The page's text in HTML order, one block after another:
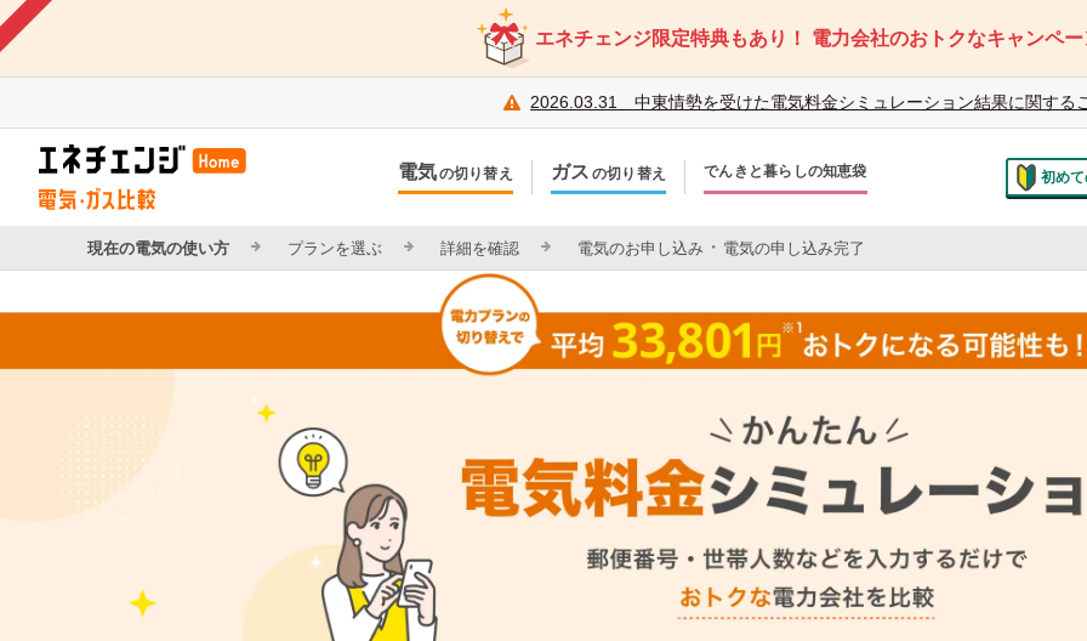
エネチェンジ限定特典もあり！ 電力会社のおトクなキャンペ
2026.03.31 中東情勢を受けた電気料金シミュレーション結果に関する
電気の切り替え
引越しで新しく申し込み
ガス の切り替え
引越しで新しく申し込み
でんきと暮らしの知恵袋 初め
現在の電気の使い方 プランを選ぶ 詳細を確認 電気のお申し込み ・ 電気の申し込み完了